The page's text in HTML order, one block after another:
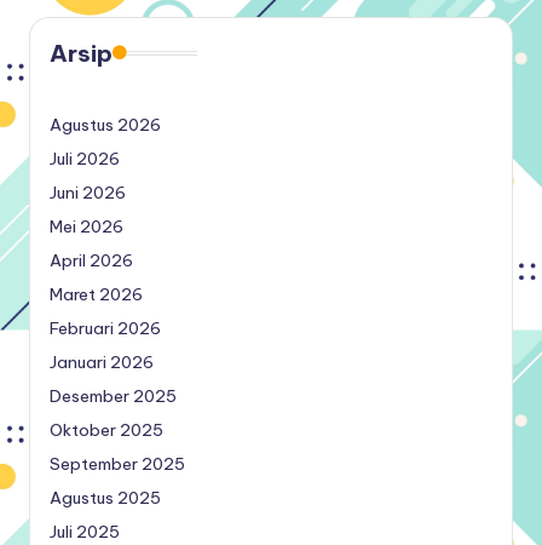
Arsip
Agustus 2026
Juli 2026
Juni 2026
Mei 2026
April 2026
Maret 2026
Februari 2026
Januari 2026
Desember 2025
Oktober 2025
September 2025
Agustus 2025
Juli 2025